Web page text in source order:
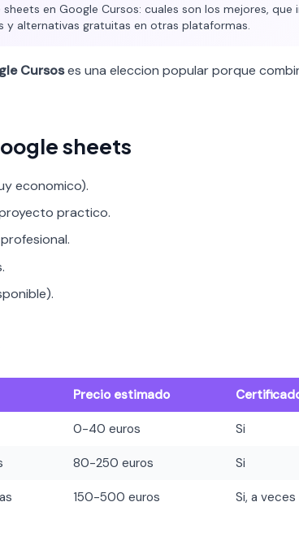
en Google Cursos: cuales son los mejores, que
y alternativas gratuitas en otras plataformas.
Cursoses una eleccion popular porque
sheets
economico).
practico.
Precio estimado
0-40 euros Si
80-250 euros Si
150-500 euros Si, a